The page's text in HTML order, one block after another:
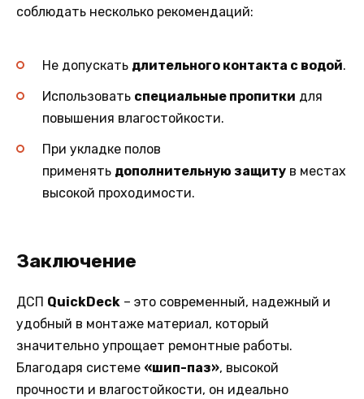
соблюдать несколько рекомендаций:
Не допускать длительного контакта с водой.
Использовать специальные пропитки для
повышения влагостойкости.
При укладке полов
применять дополнительную защиту в местах
высокой проходимости.
Заключение
ДСП QuickDeck – это современный, надежный и
удобный в монтаже материал, который
значительно упрощает ремонтные работы.
Благодаря системе «шип-паз», высокой
прочности и влагостойкости, он идеально